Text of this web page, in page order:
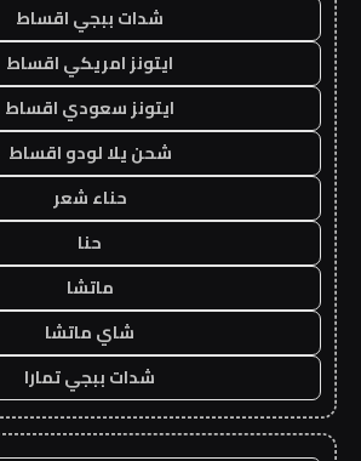
شدات ببجي اقساط
ايتونز امريكي اقساط
ايتونز سعودي اقساط
شحن يلا لودو اقساط
حناء شعر
حنا
ماتشا
شاي ماتشا
شدات ببجي تمارا